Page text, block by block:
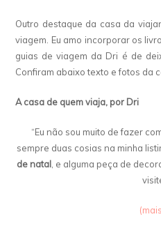
Outro destaque da casa da
viagem. Eu amo incorporar os
guias de viagem da Dri é de
Confiram abaixo texto e fotos da
A casa de quem viaja, por Dri
“Eu não sou muito de fazer
sempre duas cosias na minha
de natal , e alguma peça de